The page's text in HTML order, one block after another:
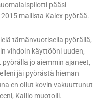
pääsi
mallista Kalex-pyörää.
tämänvuotisella pyörällä,
vihdoin käyttööni uuden,
jo aiemmin ajaneet,
jäi pyörästä hieman
en ollut kovin vakuuttunut
Kallio muotoili.